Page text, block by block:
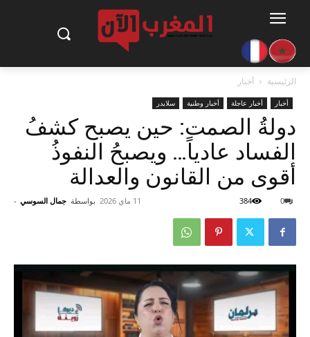
الرئيسية أخبار
أخبار أخبار عاجلة أخبار وطنية سلايدر
دولةُ الصمت: حين يصبح كشفُ
الفساد عادياً… ويصبحُ النفوذُ
أقوى من القانون والعدالة
بواسطة جمال السوسي - 11 ماي 2026 0
384